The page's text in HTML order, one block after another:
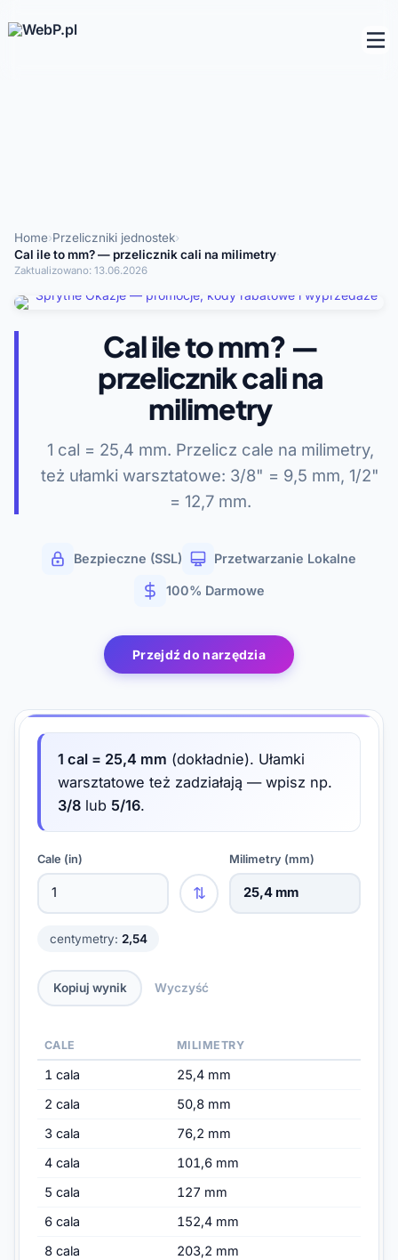
Home›Przeliczniki jednostek›
Cal ile to mm? — przelicznik cali na milimetry·
Zaktualizowano: 13.06.2026
Cal ile to mm? —
przelicznik cali na
milimetry
1 cal = 25,4 mm. Przelicz cale na milimetry,
też ułamki warsztatowe: 3/8" = 9,5 mm, 1/2"
= 12,7 mm.
Bezpieczne (SSL) Przetwarzanie Lokalne
100% Darmowe
Przejdź do narzędzia
1 cal = 25,4 mm (dokładnie). Ułamki
warsztatowe też zadziałają — wpisz np.
3/8 lub 5/16.
Cale (in)
⇅
Milimetry (mm)
25,4 mm
centymetry: 2,54
Kopiuj wynik Wyczyść
CALE MILIMETRY
1 cala
25,4 mm
2 cala
50,8 mm
3 cala
76,2 mm
4 cala
101,6 mm
5 cala
127 mm
6 cala
152,4 mm
8 cala
203,2 mm